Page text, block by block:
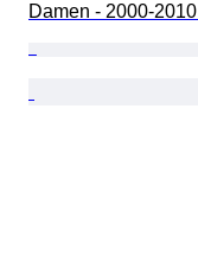
Damen - 2000-2010